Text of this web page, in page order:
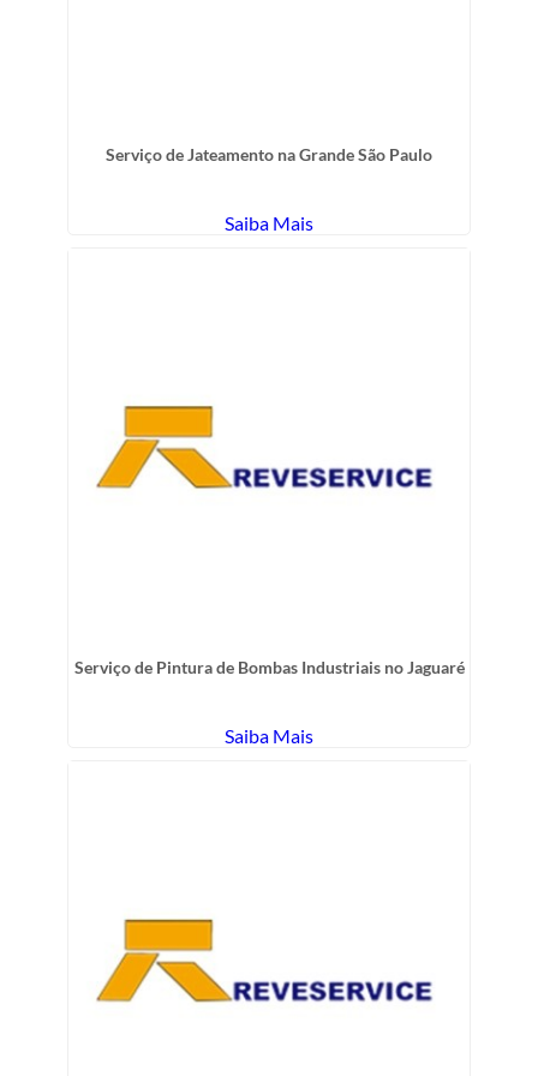
Serviço de Jateamento na Grande São Paulo
Saiba Mais
Serviço de Pintura de Bombas Industriais no Jaguaré
Saiba Mais